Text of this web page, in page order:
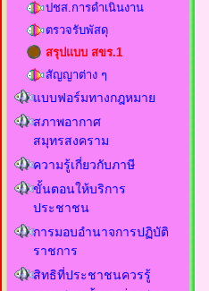
ปชส.การดำเนินงาน
ตรวจรับพัสดุ
สรุปแบบ สขร.1
สัญญาต่าง ๆ
แบบฟอร์มทางกฎหมาย
สภาพอากาศ
สมุทรสงคราม
ความรู้เกี่ยวกับภาษี
ขั้นตอนให้บริการ
ประชาชน
การมอบอำนาจการปฏิบัติ
ราชการ
สิทธิที่ประชาชนควรรู้